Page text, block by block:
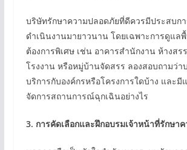
บริษัทรักษาความปลอดภัยที่ดีควรมีประสบก
ดำเนินงานมายาวนาน โดยเฉพาะการดูแล
ต้องการพิเศษ เช่น อาคารสำนักงาน ห้างสร
โรงงาน หรือหมู่บ้านจัดสรร ลองสอบถามว่า
บริการกับองค์กรหรือโครงการใดบ้าง และมี
จัดการสถานการณ์ฉุกเฉินอย่างไร
3. การคัดเลือกและฝึกอบรมเจ้าหน้าที่รักษา